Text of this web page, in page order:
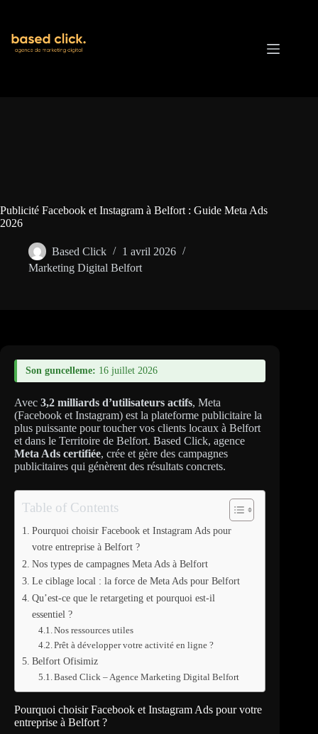
contenu
Publicité Facebook et Instagram à Belfort : Guide Meta Ads
2026
Based Click
1 avril 2026
Marketing Digital Belfort
Son guncelleme: 16 juillet 2026
Avec 3,2 milliards d’utilisateurs actifs, Meta
(Facebook et Instagram) est la plateforme publicitaire la
plus puissante pour toucher vos clients locaux à Belfort
et dans le Territoire de Belfort. Based Click, agence
Meta Ads certifiée, crée et gère des campagnes
publicitaires qui génèrent des résultats concrets.
Table of Contents
Pourquoi choisir Facebook et Instagram Ads pour
votre entreprise à Belfort ?
Nos types de campagnes Meta Ads à Belfort
Le ciblage local : la force de Meta Ads pour Belfort
Qu’est-ce que le retargeting et pourquoi est-il
essentiel ?
Nos ressources utiles
Prêt à développer votre activité en ligne ?
Belfort Ofisimiz
Based Click – Agence Marketing Digital Belfort
Pourquoi choisir Facebook et Instagram Ads pour votre
entreprise à Belfort ?